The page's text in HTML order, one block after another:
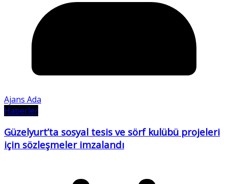
Ajans Ada
Haberler
Güzelyurt’ta sosyal tesis ve sörf kulübü projeleri
için sözleşmeler imzalandı